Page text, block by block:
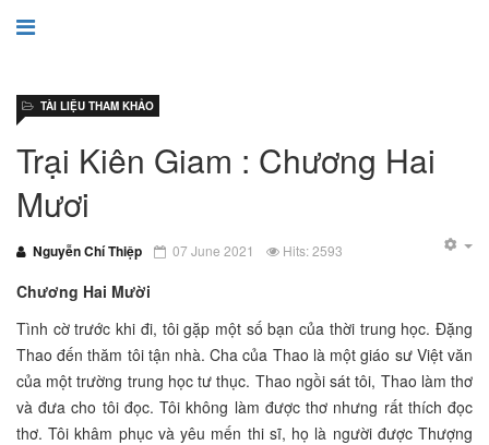
Trại Kiên Giam : Chương Hai
Mươi
Nguyễn Chí Thiệp
TÀI LIỆU THAM KHẢO
07 June 2021 Hits: 2593
Chương Hai Mười
Tình cờ trước khi đi, tôi gặp một số bạn của thời trung học. Đặng
Thao đến thăm tôi tận nhà. Cha của Thao là một giáo sư Việt văn
của một trường trung học tư thục. Thao ngồi sát tôi, Thao làm thơ
và đưa cho tôi đọc. Tôi không làm được thơ nhưng rất thích đọc
thơ. Tôi khâm phục và yêu mến thi sĩ, họ là người được Thượng